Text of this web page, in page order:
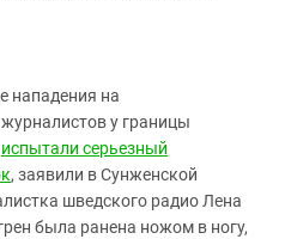
нападения на
у границы
испытали серьезный
, заявили в Сунженской
шведского радио Лена
была ранена ножом в ногу,